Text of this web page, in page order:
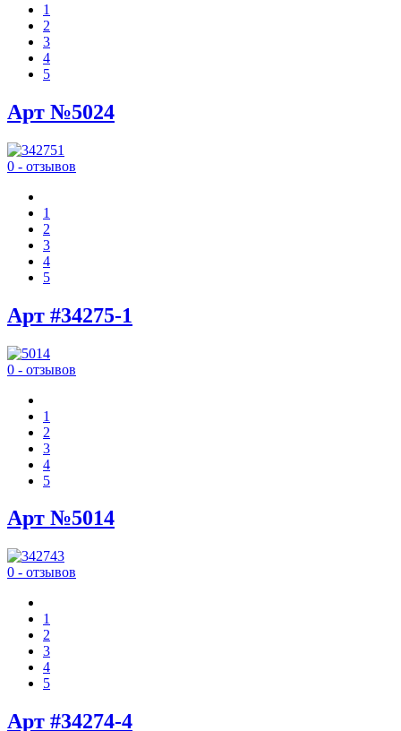
1
2
3
4
5
Арт №5024
0 - отзывов
1
2
3
4
5
Арт #34275-1
0 - отзывов
1
2
3
4
5
Арт №5014
0 - отзывов
1
2
3
4
5
Арт #34274-4